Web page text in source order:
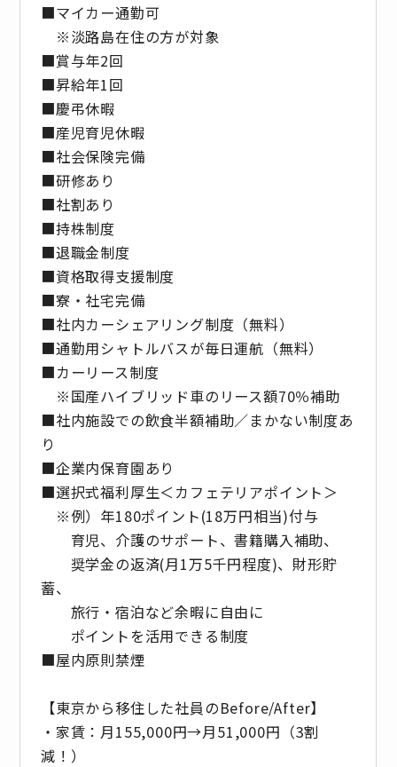
■マイカー通勤可
※淡路島在住の方が対象
■賞与年2回
■昇給年1回
■慶弔休暇
■産児育児休暇
■社会保険完備
■研修あり
■社割あり
■持株制度
■退職金制度
■資格取得支援制度
■寮・社宅完備
■社内カーシェアリング制度（無料）
■通勤用シャトルバスが毎日運航（無料）
■カーリース制度
※国産ハイブリッド車のリース額70％補助
■社内施設での飲食半額補助／まかない制度あ
り
■企業内保育園あり
■選択式福利厚生＜カフェテリアポイント＞
※例）年180ポイント(18万円相当)付与
育児、介護のサポート、書籍購入補助、
奨学金の返済(月1万5千円程度)、財形貯
蓄、
旅行・宿泊など余暇に自由に
ポイントを活用できる制度
■屋内原則禁煙
【東京から移住した社員のBefore/After】
・家賃：月155,000円→月51,000円（3割
減！）